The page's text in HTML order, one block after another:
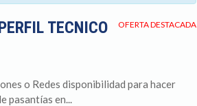
OFERTA DESTACADA
TECNICO
o Redes disponibilidad para hacer
pasantías en...